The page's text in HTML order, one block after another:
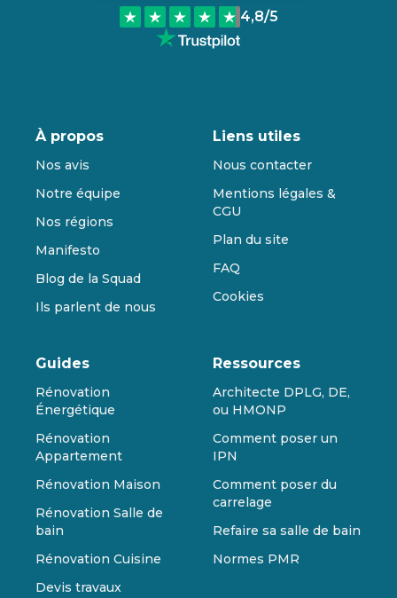
4,8/5
À propos
Nos avis
Notre équipe
Nos régions
Manifesto
Blog de la Squad
Ils parlent de nous
Liens utiles
Nous contacter
Mentions légales &
CGU
Plan du site
FAQ
Cookies
Guides
Rénovation
Énergétique
Rénovation
Appartement
Rénovation Maison
Rénovation Salle de
bain
Rénovation Cuisine
Devis travaux
Ressources
Architecte DPLG, DE,
ou HMONP
Comment poser un
IPN
Comment poser du
carrelage
Refaire sa salle de bain
Normes PMR